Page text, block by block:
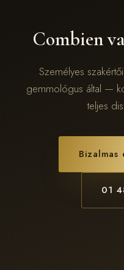
Combien
Személyes
gemmológus által —
teljes
Bizalmas
01